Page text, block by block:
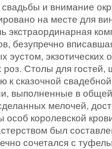
свадьбы и внимание
на месте для
экстраординарная
безупречно
эустом, экзотических
роз. Столы для гостей,
к сказочной
выполненные в
мелочей,
королевской
был
сочетался с